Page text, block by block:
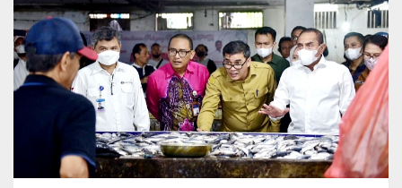
g
a
,
K
P
P
U
I
n
g
a